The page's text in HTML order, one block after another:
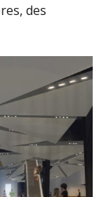
des